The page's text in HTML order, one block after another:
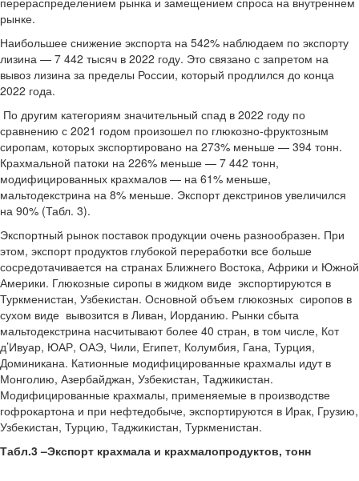
рынке.
Наибольшее снижение экспорта на 542% наблюдаем по экспорту
лизина — 7 442 тысяч в 2022 году. Это связано с запретом на
вывоз лизина за пределы России, который продлился до конца
2022 года.
По другим категориям значительный спад в 2022 году по
сравнению с 2021 годом произошел по глюкозно-фруктозным
сиропам, которых экспортировано на 273% меньше — 394 тонн.
Крахмальной патоки на 226% меньше — 7 442 тонн,
модифицированных крахмалов — на 61% меньше,
мальтодекстрина на 8% меньше. Экспорт декстринов увеличился
на 90% (Табл. 3).
Экспортный рынок поставок продукции очень разнообразен. При
этом, экспорт продуктов глубокой переработки все больше
сосредотачивается на странах Ближнего Востока, Африки и Южной
Америки. Глюкозные сиропы в жидком виде экспортируются в
Туркменистан, Узбекистан. Основной объем глюкозных сиропов в
сухом виде вывозится в Ливан, Иорданию. Рынки сбыта
мальтодекстрина насчитывают более 40 стран, в том числе, Кот
д’Ивуар, ЮАР, ОАЭ, Чили, Египет, Колумбия, Гана, Турция,
Доминикана. Катионные модифицированные крахмалы идут в
Монголию, Азербайджан, Узбекистан, Таджикистан.
Модифицированные крахмалы, применяемые в производстве
гофрокартона и при нефтедобыче, экспортируются в Ирак, Грузию,
Узбекистан, Турцию, Таджикистан, Туркменистан.
Табл.3 –Экспорт крахмала и крахмалопродуктов, тонн